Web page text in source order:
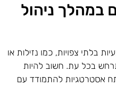
במהלך ניהול
בלתי צפויות, כמו נזילות או
בכל עת. חשוב להיות
אסטרטגיות להתמודד עם